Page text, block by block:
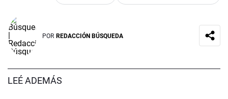
POR REDACCIÓN BÚSQUEDA
LEÉ ADEMÁS